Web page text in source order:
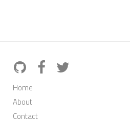
Home
About
Contact